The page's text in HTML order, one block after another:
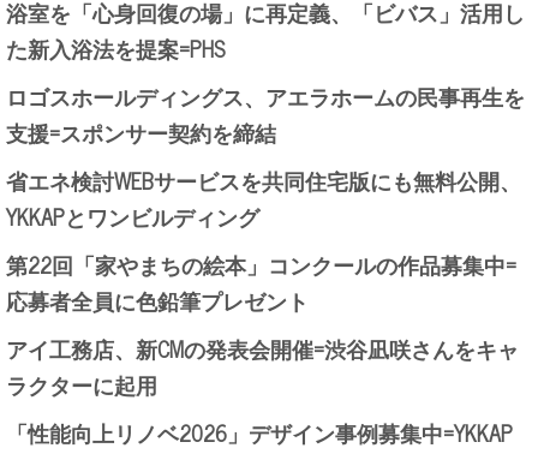
浴室を「心身回復の場」に再定義、「ビバス」活用し
た新入浴法を提案=PHS
ロゴスホールディングス、アエラホームの民事再生を
支援=スポンサー契約を締結
省エネ検討WEBサービスを共同住宅版にも無料公開、
YKKAPとワンビルディング
第22回「家やまちの絵本」コンクールの作品募集中=
応募者全員に色鉛筆プレゼント
アイ工務店、新CMの発表会開催=渋谷凪咲さんをキャ
ラクターに起用
「性能向上リノベ2026」デザイン事例募集中=YKKAP